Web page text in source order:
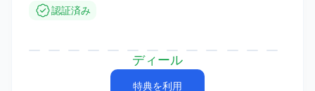
認証済み
ディール
特典を利用